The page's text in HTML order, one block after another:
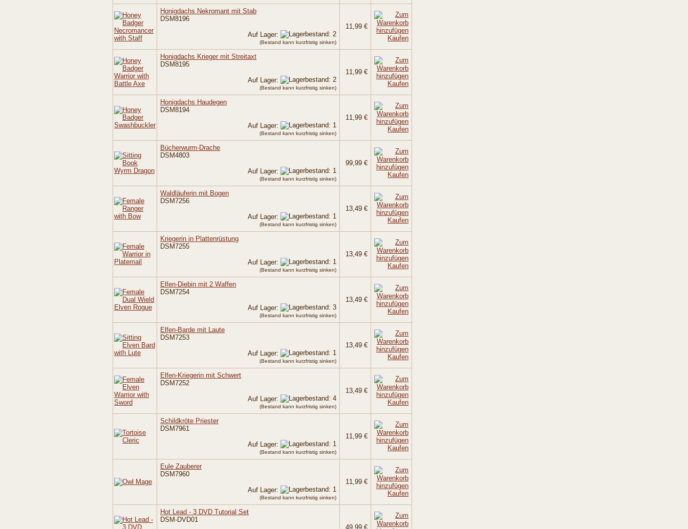
Honigdachs Nekromant mit Stab
DSM8196
Auf Lager:
(Bestand kann kurzfristig sinken)
11,99 €
Kaufen
Honigdachs Krieger mit Streitaxt
DSM8195
Auf Lager:
(Bestand kann kurzfristig sinken)
11,99 €
Kaufen
Honigdachs Haudegen
DSM8194
Auf Lager:
(Bestand kann kurzfristig sinken)
11,99 €
Kaufen
Bücherwurm-Drache
DSM4803
Auf Lager:
(Bestand kann kurzfristig sinken)
99,99 €
Kaufen
Waldläuferin mit Bogen
DSM7256
Auf Lager:
(Bestand kann kurzfristig sinken)
13,49 €
Kaufen
Kriegerin in Plattenrüstung
DSM7255
Auf Lager:
(Bestand kann kurzfristig sinken)
13,49 €
Kaufen
Elfen-Diebin mit 2 Waffen
DSM7254
Auf Lager:
(Bestand kann kurzfristig sinken)
13,49 €
Kaufen
Elfen-Barde mit Laute
DSM7253
Auf Lager:
(Bestand kann kurzfristig sinken)
13,49 €
Kaufen
Elfen-Kriegerin mit Schwert
DSM7252
Auf Lager:
(Bestand kann kurzfristig sinken)
13,49 €
Kaufen
Schildkröte Priester
DSM7961
Auf Lager:
(Bestand kann kurzfristig sinken)
11,99 €
Kaufen
Eule Zauberer
DSM7960
Auf Lager:
(Bestand kann kurzfristig sinken)
11,99 €
Kaufen
Hot Lead - 3 DVD Tutorial Set
DSM-DVD01
49,99 €